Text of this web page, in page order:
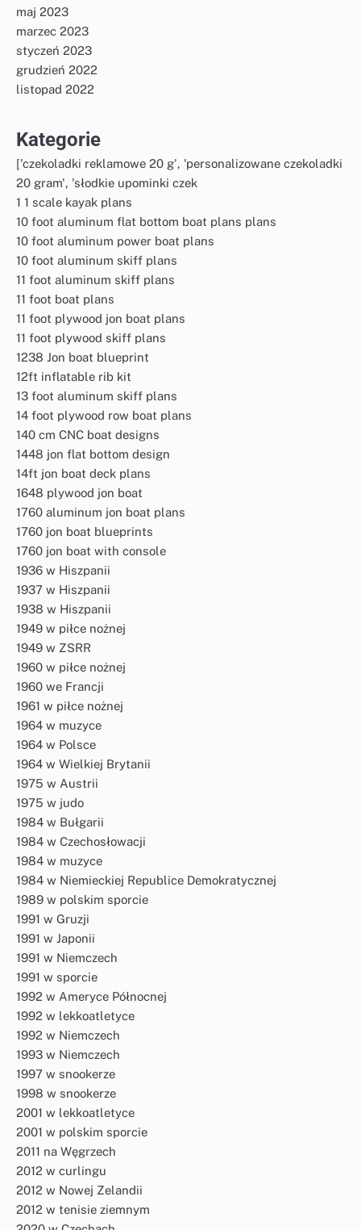
maj 2023
marzec 2023
styczeń 2023
grudzień 2022
listopad 2022
Kategorie
['czekoladki reklamowe 20 g', 'personalizowane czekoladki
20 gram', 'słodkie upominki czek
1 1 scale kayak plans
10 foot aluminum flat bottom boat plans plans
10 foot aluminum power boat plans
10 foot aluminum skiff plans
11 foot aluminum skiff plans
11 foot boat plans
11 foot plywood jon boat plans
11 foot plywood skiff plans
1238 Jon boat blueprint
12ft inflatable rib kit
13 foot aluminum skiff plans
14 foot plywood row boat plans
140 cm CNC boat designs
1448 jon flat bottom design
14ft jon boat deck plans
1648 plywood jon boat
1760 aluminum jon boat plans
1760 jon boat blueprints
1760 jon boat with console
1936 w Hiszpanii
1937 w Hiszpanii
1938 w Hiszpanii
1949 w piłce nożnej
1949 w ZSRR
1960 w piłce nożnej
1960 we Francji
1961 w piłce nożnej
1964 w muzyce
1964 w Polsce
1964 w Wielkiej Brytanii
1975 w Austrii
1975 w judo
1984 w Bułgarii
1984 w Czechosłowacji
1984 w muzyce
1984 w Niemieckiej Republice Demokratycznej
1989 w polskim sporcie
1991 w Gruzji
1991 w Japonii
1991 w Niemczech
1991 w sporcie
1992 w Ameryce Północnej
1992 w lekkoatletyce
1992 w Niemczech
1993 w Niemczech
1997 w snookerze
1998 w snookerze
2001 w lekkoatletyce
2001 w polskim sporcie
2011 na Węgrzech
2012 w curlingu
2012 w Nowej Zelandii
2012 w tenisie ziemnym